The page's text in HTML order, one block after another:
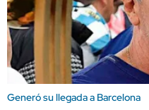
Generó su llegada a Barcelona